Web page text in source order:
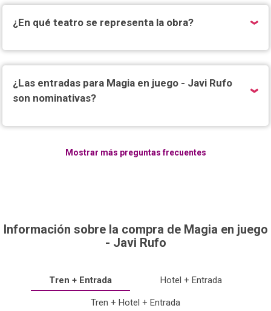
¿En qué teatro se representa la obra?
¿Las entradas para Magia en juego - Javi Rufo
son nominativas?
Mostrar más preguntas frecuentes
Información sobre la compra de Magia en juego
- Javi Rufo
Tren + Entrada Hotel + Entrada
Tren + Hotel + Entrada